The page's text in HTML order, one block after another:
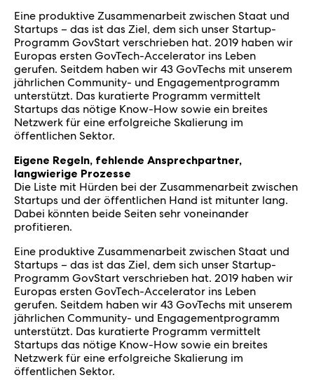
Eine produktive Zusammenarbeit zwischen Staat und
Startups – das ist das Ziel, dem sich unser Startup-
Programm GovStart verschrieben hat. 2019 haben wir
Europas ersten GovTech-Accelerator ins Leben
gerufen. Seitdem haben wir 43 GovTechs mit unserem
jährlichen Community- und Engagementprogramm
unterstützt. Das kuratierte Programm vermittelt
Startups das nötige Know-How sowie ein breites
Netzwerk für eine erfolgreiche Skalierung im
öffentlichen Sektor.
Eigene Regeln, fehlende Ansprechpartner,
langwierige Prozesse
Die Liste mit Hürden bei der Zusammenarbeit zwischen
Startups und der öffentlichen Hand ist mitunter lang.
Dabei könnten beide Seiten sehr voneinander
profitieren.
Eine produktive Zusammenarbeit zwischen Staat und
Startups – das ist das Ziel, dem sich unser Startup-
Programm GovStart verschrieben hat. 2019 haben wir
Europas ersten GovTech-Accelerator ins Leben
gerufen. Seitdem haben wir 43 GovTechs mit unserem
jährlichen Community- und Engagementprogramm
unterstützt. Das kuratierte Programm vermittelt
Startups das nötige Know-How sowie ein breites
Netzwerk für eine erfolgreiche Skalierung im
öffentlichen Sektor.